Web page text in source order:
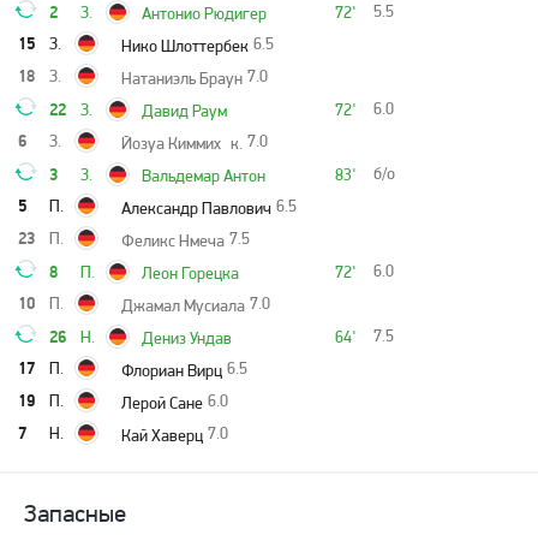
2 З. 72'
Антонио Рюдигер 5.5
15 З. Нико Шлоттербек 6.5
18 З. Натаниэль Браун 7.0
22 З. 72'
Давид Раум 6.0
6 З. Йозуа Киммих к. 7.0
3 З. 83'
Вальдемар Антон б/о
5 П. Александр Павлович 6.5
23 П. Феликс Нмеча 7.5
8 П. 72'
Леон Горецка 6.0
10 П. Джамал Мусиала 7.0
26 Н. 64'
Дениз Ундав 7.5
17 П. Флориан Вирц 6.5
19 П. Лерой Сане 6.0
7 Н. Кай Хаверц 7.0
Запасные